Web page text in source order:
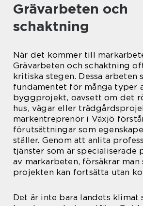
Grävarbeten och
schaktning
När det kommer till
Grävarbeten och schaktning
kritiska stegen. Dessa arbeten
fundamentet för många typer
byggprojekt, oavsett om det
hus, vägar eller
markentreprenör i Växjö
förutsättningar som
ställer. Genom att anlita
tjänster som är specialiserade
av markarbeten, försäkrar
projekten kan fortsätta utan
Det är inte bara landets klimat